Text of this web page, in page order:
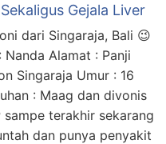
Gejala Liver
dari Singaraja, Bali 😉
Nanda Alamat : Panji
Singaraja Umur : 16
: Maag dan divonis
sampe terakhir sekarang
dan punya penyakit